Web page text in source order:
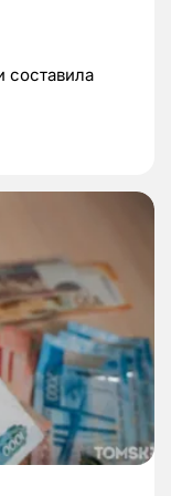
составила